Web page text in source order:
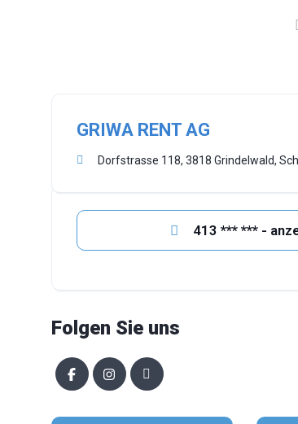
GRIWA RENT AG
Dorfstrasse 118, 3818 Grindelwald,
413 *** ***
Folgen Sie uns